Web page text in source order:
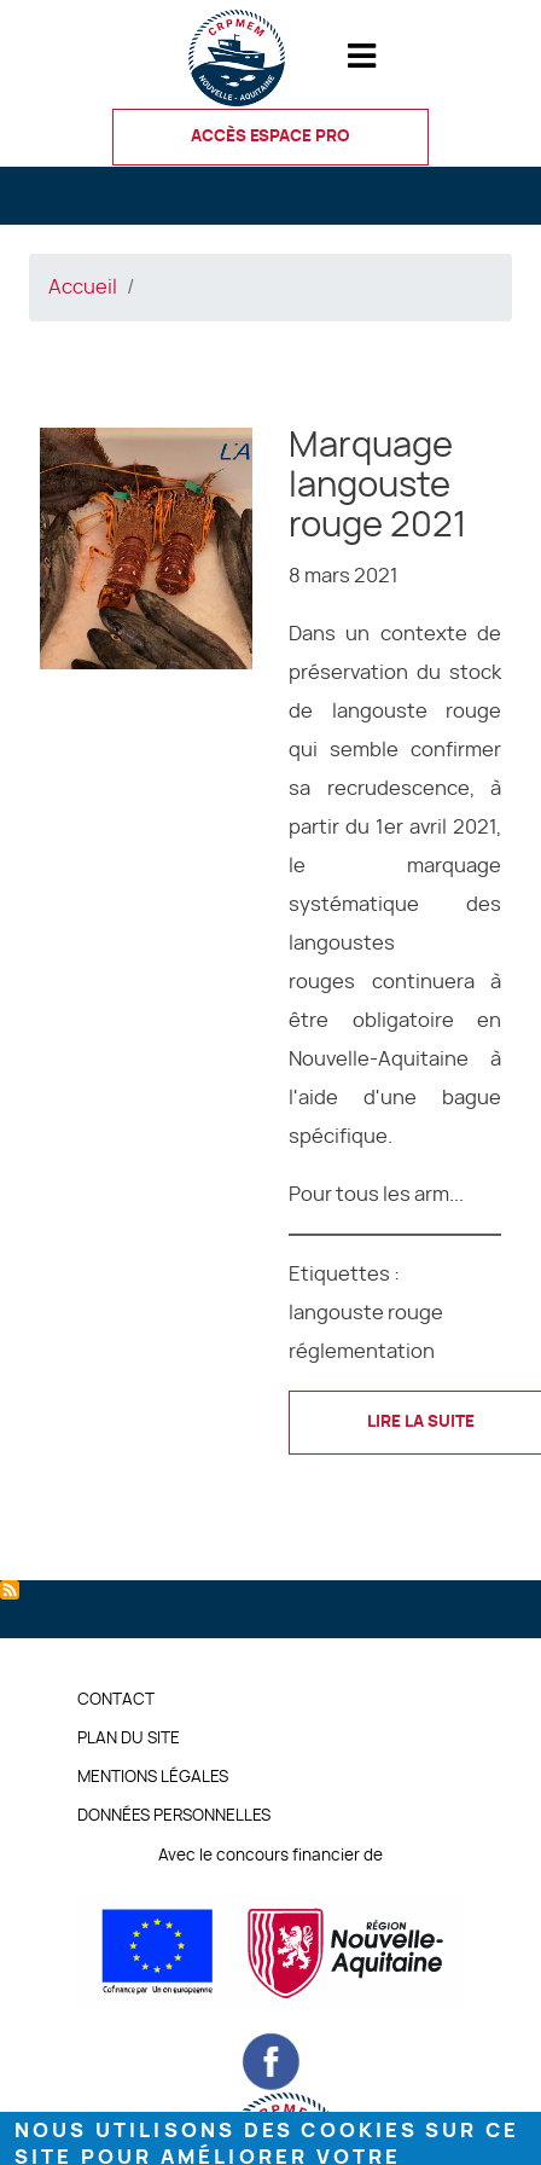
au
contenu
principal
ACCÈS ESPACE PRO
Accueil
Marquage
langouste
rouge 2021
8 mars 2021
Dans un contexte de
préservation du stock
de langouste rouge
qui semble confirmer
sa recrudescence, à
partir du 1er avril 2021,
le marquage
systématique des
langoustes
rouges continuera à
être obligatoire en
Nouvelle-Aquitaine à
l'aide d'une bague
spécifique.
Pour tous les arm...
Etiquettes :
langouste rouge
réglementation
LIRE LA SUITE
PIED
DE
PAGE
CONTACT
PLAN DU SITE
MENTIONS LÉGALES
DONNÉES PERSONNELLES
Avec le concours financier de
NOUS UTILISONS DES COOKIES SUR CE
SITE POUR AMÉLIORER VOTRE